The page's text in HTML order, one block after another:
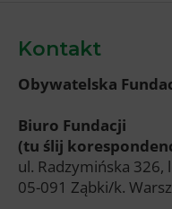
Kontakt
Obywatelska
Biuro Fundacji
(tu ślij
ul. Radzymińska 326,
05-091 Ząbki/k.